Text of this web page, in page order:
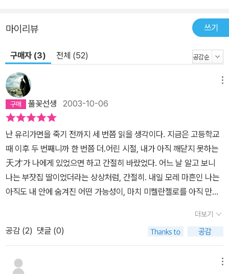
마이리뷰 쓰기
구매자 (3) 전체 (52)
풀꽃선생 2003-10-06
난 유리가면을 죽기 전까지 세 번쯤 읽을 생각이다. 지금은 고등학교
때 이후 두 번째니까 한 번쯤 더.어린 시절, 내가 아직 깨닫지 못하는
天才가 나에게 있었으면 하고 간절히 바랐었다. 어느 날 알고 보니
나는 부잣집 딸이었더라는 상상처럼, 간절히. 내일 모레 마흔인 나는
아직도 내 안에 숨겨진 어떤 가능성이, 마치 미켈란젤로를 아직 만나
연극 공연장을 혼자 찾아 다니며 구석자리를 지키던 나에게 유리가면
속의 마야는 마치 내 모습 같이 보였다. 무대에만 오르면 신기가 내린
사람 같이 달라지는 마야. 내게도 그런 계기가, 내게도 그런 끼가, 내
게도 그런 열정을 읽어줄 영원의 지지자가 있다면...연극을 모르는 사
더보기
공감 (2) 댓글 (0)